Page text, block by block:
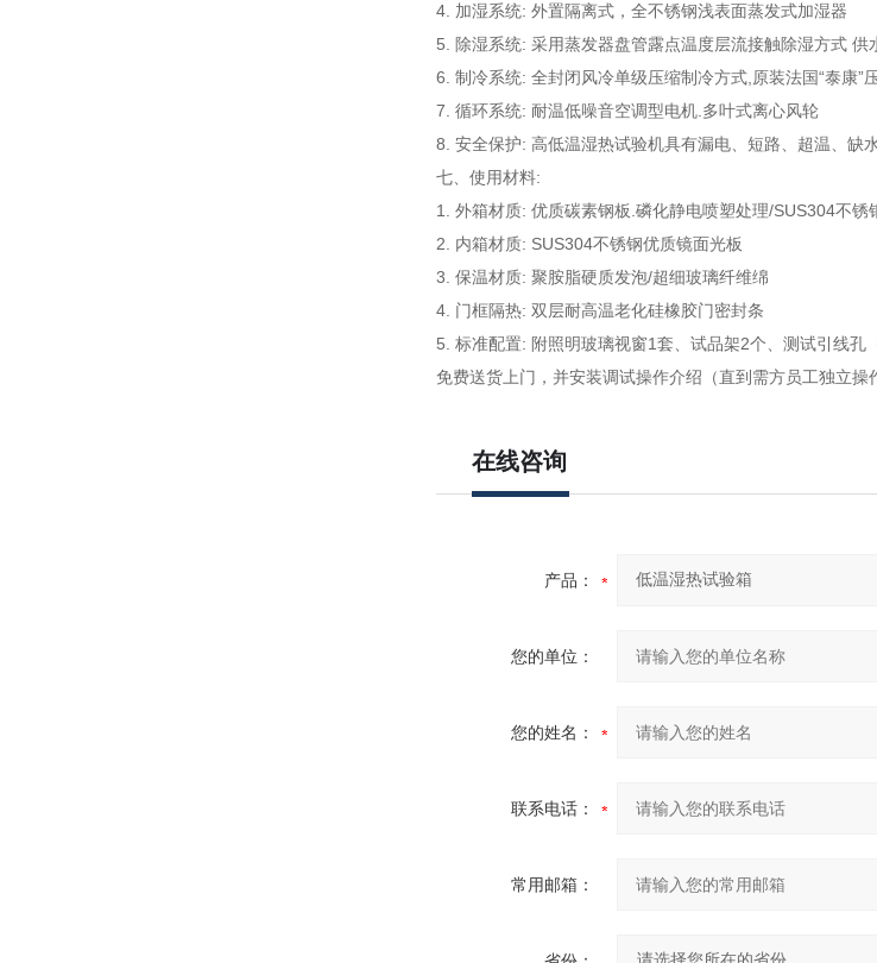
4. 加湿系统: 外置隔离式，全不锈钢浅表面蒸发式加湿器
5. 除湿系统: 采用蒸发器盘管露点温度层流接触除湿方式
6. 制冷系统: 全封闭风冷单级压缩制冷方式,原装法国“泰康”
7. 循环系统: 耐温低噪音空调型电机.多叶式离心风轮
8. 安全保护: 高低温湿热试验机具有漏电、短路、超温、缺
七、 使用材料:
1. 外箱材质: 优质碳素钢板.磷化静电喷塑处理/SUS304不锈
2. 内箱材质: SUS304不锈钢优质镜面光板
3. 保温材质: 聚胺脂硬质发泡/超细玻璃纤维绵
4. 门框隔热: 双层耐高温老化硅橡胶门密封条
5. 标准配置: 附照明玻璃视窗1套、试品架2个、测试引线孔
免费送货上门，并安装调试操作介绍（直到需方员工独立操
在线咨询
产品：
您的单位：
您的姓名：
联系电话：
常用邮箱：